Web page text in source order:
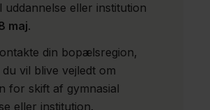
uddannelse eller institution
maj.
din bopælsregion,
vil blive vejledt om
for skift af gymnasial
eller institution.